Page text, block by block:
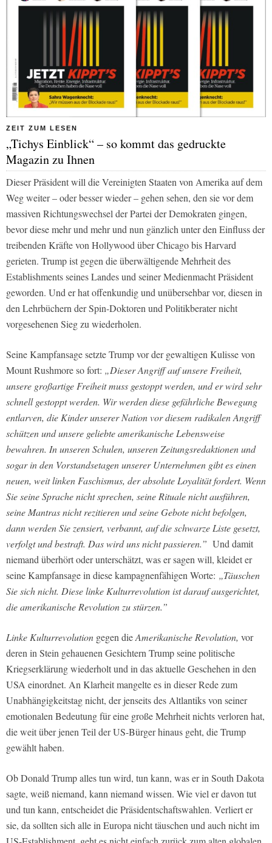
ZEIT ZUM LESEN
„Tichys Einblick“ – so kommt das gedruckte
Magazin zu Ihnen
Dieser Präsident will die Vereinigten Staaten von Amerika auf dem
Weg weiter – oder besser wieder – gehen sehen, den sie vor dem
massiven Richtungswechsel der Partei der Demokraten gingen,
bevor diese mehr und mehr und nun gänzlich unter den Einfluss der
treibenden Kräfte von Hollywood über Chicago bis Harvard
gerieten. Trump ist gegen die überwältigende Mehrheit des
Establishments seines Landes und seiner Medienmacht Präsident
geworden. Und er hat offenkundig und unübersehbar vor, diesen in
den Lehrbüchern der Spin-Doktoren und Politikberater nicht
vorgesehenen Sieg zu wiederholen.
Seine Kampfansage setzte Trump vor der gewaltigen Kulisse von
Mount Rushmore so fort: „Dieser Angriff auf unsere Freiheit,
unsere großartige Freiheit muss gestoppt werden, und er wird sehr
schnell gestoppt werden. Wir werden diese gefährliche Bewegung
entlarven, die Kinder unserer Nation vor diesem radikalen Angriff
schützen und unsere geliebte amerikanische Lebensweise
bewahren. In unseren Schulen, unseren Zeitungsredaktionen und
sogar in den Vorstandsetagen unserer Unternehmen gibt es einen
neuen, weit linken Faschismus, der absolute Loyalität fordert. Wenn
Sie seine Sprache nicht sprechen, seine Rituale nicht ausführen,
seine Mantras nicht rezitieren und seine Gebote nicht befolgen,
dann werden Sie zensiert, verbannt, auf die schwarze Liste gesetzt,
verfolgt und bestraft. Das wird uns nicht passieren.” Und damit
niemand überhört oder unterschätzt, was er sagen will, kleidet er
seine Kampfansage in diese kampagnenfähigen Worte: „Täuschen
Sie sich nicht. Diese linke Kulturrevolution ist darauf ausgerichtet,
die amerikanische Revolution zu stürzen.”
Linke Kulturrevolution gegen dieAmerikanische Revolution, vor
deren in Stein gehauenen Gesichtern Trump seine politische
Kriegserklärung wiederholt und in das aktuelle Geschehen in den
USA einordnet. An Klarheit mangelte es in dieser Rede zum
Unabhängigkeitstag nicht, der jenseits des Altlantiks von seiner
emotionalen Bedeutung für eine große Mehrheit nichts verloren hat,
die weit über jenen Teil der US-Bürger hinaus geht, die Trump
gewählt haben.
Ob Donald Trump alles tun wird, tun kann, was er in South Dakota
sagte, weiß niemand, kann niemand wissen. Wie viel er davon tut
und tun kann, entscheidet die Präsidentschaftswahlen. Verliert er
sie, da sollten sich alle in Europa nicht täuschen und auch nicht im